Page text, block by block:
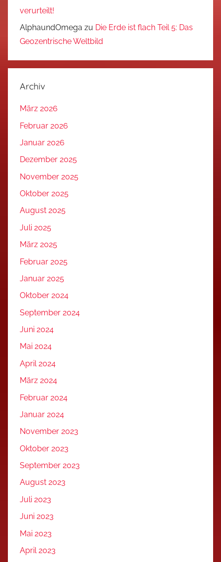
verurteilt!
AlphaundOmega zu Die Erde ist flach Teil 5: Das
Geozentrische Weltbild
Archiv
März 2026
Februar 2026
Januar 2026
Dezember 2025
November 2025
Oktober 2025
August 2025
Juli 2025
März 2025
Februar 2025
Januar 2025
Oktober 2024
September 2024
Juni 2024
Mai 2024
April 2024
März 2024
Februar 2024
Januar 2024
November 2023
Oktober 2023
September 2023
August 2023
Juli 2023
Juni 2023
Mai 2023
April 2023